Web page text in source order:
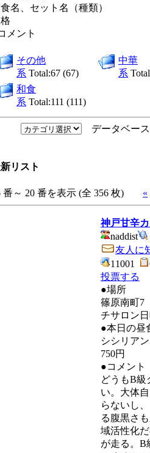
名、セット名（種類）
メント
その他
系 Total:67 (67)
中華
系
和食
系 Total:111 (111)
データベー
リスト
番～ 20 番を表示 (全 356 枚) «
神戸甘辛
naddist
友人に
11001
投票する
●場所
篠原南町7
チサロン
●本日の昼
シシリア
750円
●コメント
どうもB級
い。大体
らないし
る腹黒さ
域活性化
が走る。B